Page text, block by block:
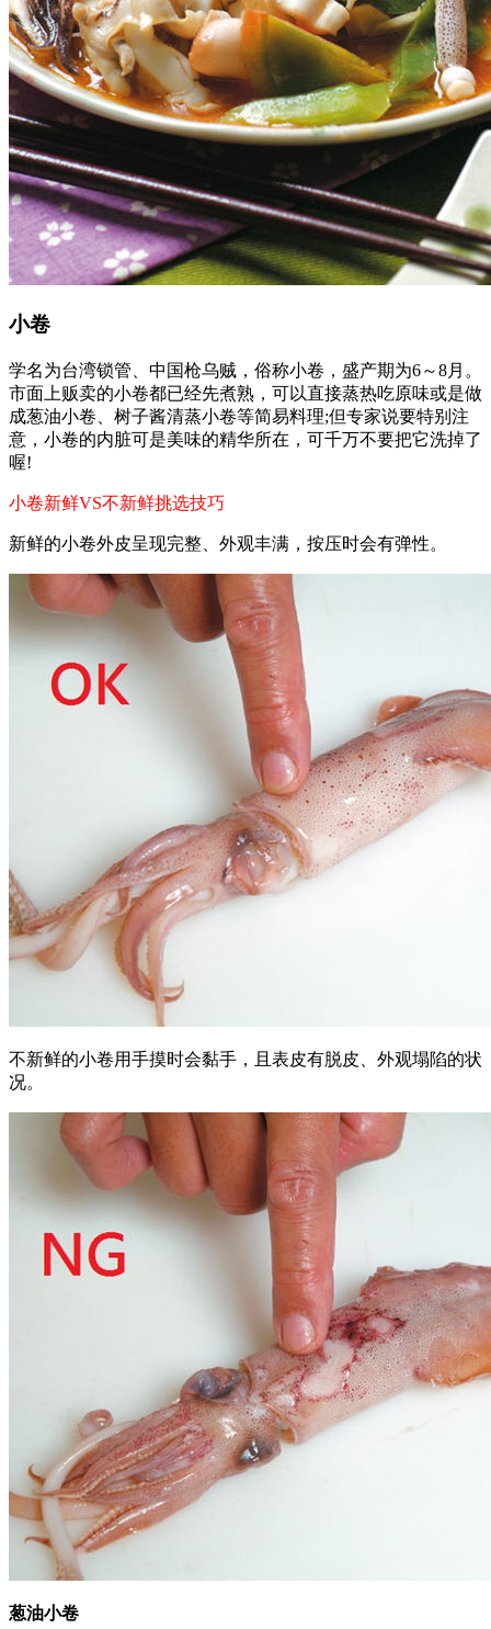
小卷
学名为台湾锁管、中国枪乌贼，俗称小卷，盛产期为6～8月。
市面上贩卖的小卷都已经先煮熟，可以直接蒸热吃原味或是做
成葱油小卷、树子酱清蒸小卷等简易料理;但专家说要特别注
意，小卷的内脏可是美味的精华所在，可千万不要把它洗掉了
喔!
小卷新鲜VS不新鲜挑选技巧
新鲜的小卷外皮呈现完整、外观丰满，按压时会有弹性。
不新鲜的小卷用手摸时会黏手，且表皮有脱皮、外观塌陷的状
况。
葱油小卷